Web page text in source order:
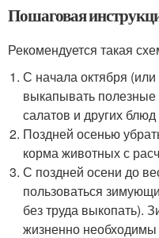
Пошаговая
Рекомендуется такая
С начала октября
выкапывать
салатов и других
Поздней осенью
корма животных с
С поздней осени до
пользоваться
без труда выкопать).
жизненно